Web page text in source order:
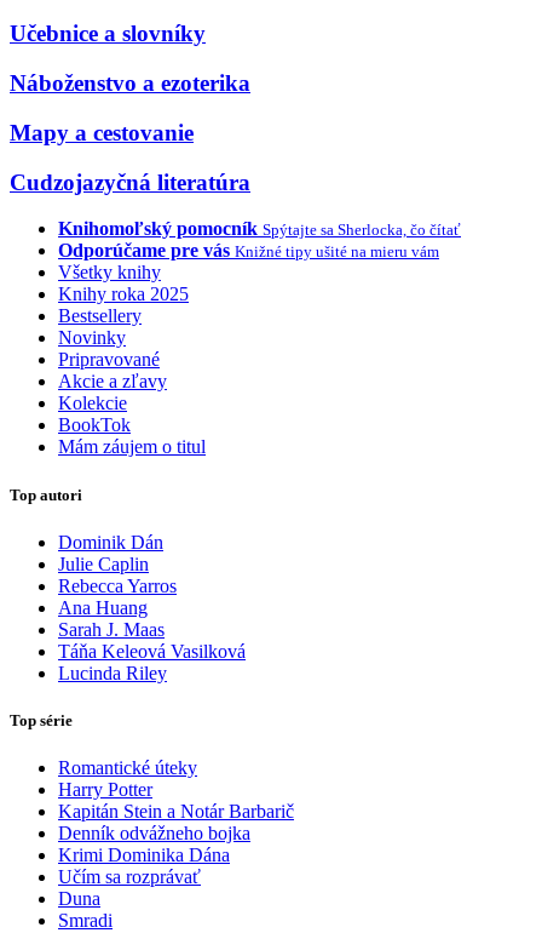
Učebnice a slovníky
Náboženstvo a ezoterika
Mapy a cestovanie
Cudzojazyčná literatúra
Knihomoľský pomocník Spýtajte sa Sherlocka, čo čítať
Odporúčame pre vás Knižné tipy ušité na mieru vám
Všetky knihy
Knihy roka 2025
Bestsellery
Novinky
Pripravované
Akcie a zľavy
Kolekcie
BookTok
Mám záujem o titul
Top autori
Dominik Dán
Julie Caplin
Rebecca Yarros
Ana Huang
Sarah J. Maas
Táňa Keleová Vasilková
Lucinda Riley
Top série
Romantické úteky
Harry Potter
Kapitán Stein a Notár Barbarič
Denník odvážneho bojka
Krimi Dominika Dána
Učím sa rozprávať
Duna
Smradi